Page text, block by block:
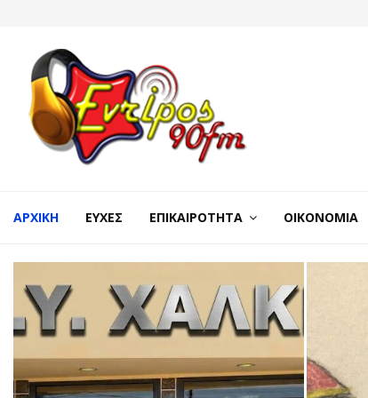
ΑΡΧΙΚΉ ΕΥΧΈΣ ΕΠΙΚΑΙΡΌΤΗΤΑ ΟΙΚΟΝΟΜΊΑ